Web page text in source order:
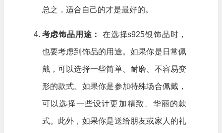
总之，适合自己的才是最好的。
考虑饰品用途： 在选择s925银饰品时，
也要考虑到饰品的用途。如果你是日常佩
戴，可以选择一些简单、耐磨、不容易变
形的款式。如果你是参加特殊场合佩戴，
可以选择一些设计更加精致、华丽的款
式。此外，如果你是送给朋友或家人的礼